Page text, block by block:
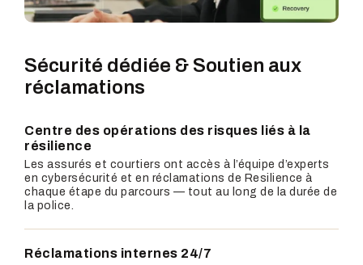
Sécurité dédiée & Soutien aux
réclamations
Centre des opérations des risques liés à la
résilience
Les assurés et courtiers ont accès à l’équipe d’experts
en cybersécurité et en réclamations de Resilience à
chaque étape du parcours — tout au long de la durée de
la police.
Réclamations internes 24/7